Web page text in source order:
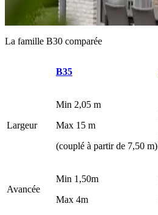
La famille B30 comparée
B35
Largeur
Min 2,05 m
Max 15 m
(couplé à partir de 7,50 m)
Avancée
Min 1,50m
Max 4m